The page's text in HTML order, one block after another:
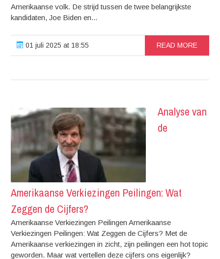
Amerikaanse volk. De strijd tussen de twee belangrijkste
kandidaten, Joe Biden en...
01 juli 2025 at 18:55 READ MORE
Analyse van
de
Amerikaanse Verkiezingen Peilingen: Wat
Zeggen de Cijfers?
Amerikaanse Verkiezingen Peilingen Amerikaanse
Verkiezingen Peilingen: Wat Zeggen de Cijfers? Met de
Amerikaanse verkiezingen in zicht, zijn peilingen een hot topic
geworden. Maar wat vertellen deze cijfers ons eigenlijk?